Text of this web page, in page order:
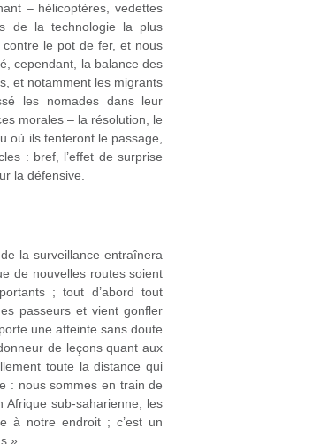
– hélicoptères, vedettes
de la technologie la plus
le pot de fer, et nous
cependant, la balance des
et notamment les migrants
les nomades dans leur
morales – la résolution, le
où ils tenteront le passage,
: bref, l’effet de surprise
la défensive.
la surveillance entraînera
de nouvelles routes soient
; tout d’abord tout
passeurs et vient gonfler
une atteinte sans doute
de leçons quant aux
toute la distance qui
: nous sommes en train de
sub-saharienne, les
à notre endroit ; c’est un
».